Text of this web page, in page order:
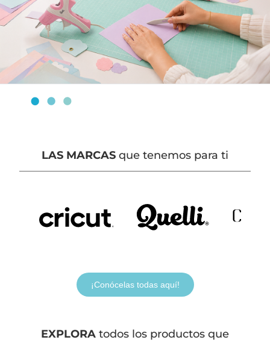
LAS MARCAS que tenemos para ti
¡Conócelas todas aquí!
EXPLORA todos los productos que